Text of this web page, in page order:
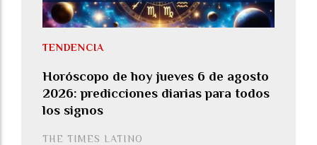
Horóscopo de hoy jueves 6 de agosto
2026: predicciones diarias para todos
los signos
THE TIMES LATINO
TENDENCIA